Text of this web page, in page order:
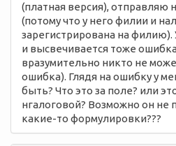
(платная версия), отправляю
(потому что у него филии и
зарегистрирована на
и высвечивается тоже
вразумительно никто не
ошибка). Глядя на ошибку у
быть? Что это за поле? или
нгалоговой? Возможно он не
какие-то формулировки???